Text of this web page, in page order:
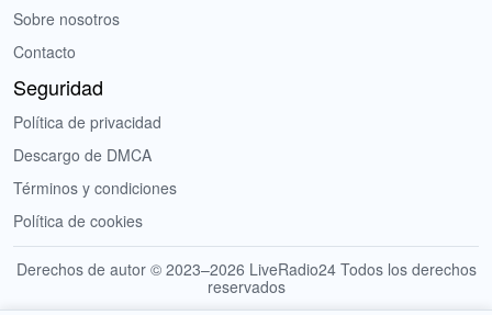
Sobre nosotros
Contacto
Seguridad
Política de privacidad
Descargo de DMCA
Términos y condiciones
Política de cookies
Derechos de autor © 2023–2026 LiveRadio24 Todos los derechos
reservados